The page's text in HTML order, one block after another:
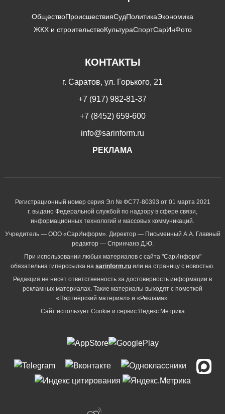
ОбществоПроисшествияСудПолитикаЭкономика
ЖКХ и строительствоКультураСпортСарИнФото
КОНТАКТЫ
г. Саратов, ул. Горького, 21
+7 (917) 982-81-37
+7 (8452) 659-600
info@sarinform.ru
РЕКЛАМА
Регистрационный номер серия Эл № ФС77-80393 от 01 марта 2021
г. выдано Федеральной службой по надзору в сфере связи,
информационных технологий и массовых коммуникаций.
Учредитель — ООО «СарИнформ». Директор — Письменный А.А. Главный
редактор — Спринчанэ Д.Ю.
При использовании любых материалов с сайта "СарИнформ"
обязательна гиперссылка на sarinform.ru или на страницу с новостью.
Редакция не несет ответственность за достоверность информации в
рекламных материалах. Такие материалы выходят с пометкой
«Партнёрский материал» и «Реклама».
Сайт использует Cookie и сервиc Яндекс.Метрика